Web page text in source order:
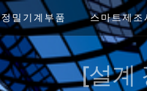
정밀기계부품 스마트제조
[설계